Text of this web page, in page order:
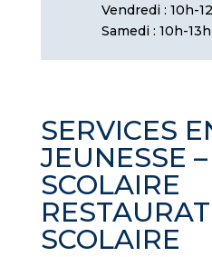
Vendredi : 10h-
Samedi : 10h-13h
SERVICES
JEUNESSE
SCOLAIRE
SCOLAIRE